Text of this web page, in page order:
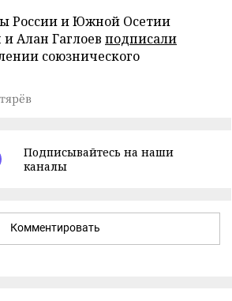
России и Южной Осетии
Алан Гаглоев подписали
союзнического
Подписывайтесь на наши
каналы
Комментировать